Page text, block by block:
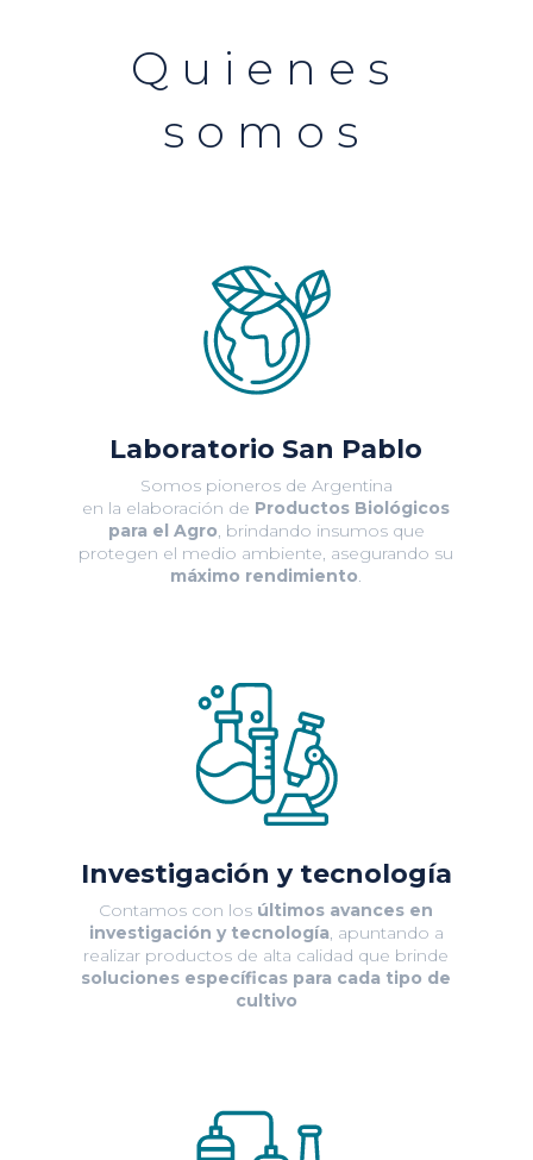
Quienes
somos
Laboratorio San Pablo
Somos pioneros de Argentina
en la elaboración de Productos Biológicos
para el Agro, brindando insumos que
protegen el medio ambiente, asegurando su
máximo rendimiento.
Investigación y tecnología
Contamos con los últimos avances en
investigación y tecnología, apuntando a
realizar productos de alta calidad que brinde
soluciones específicas para cada tipo de
cultivo